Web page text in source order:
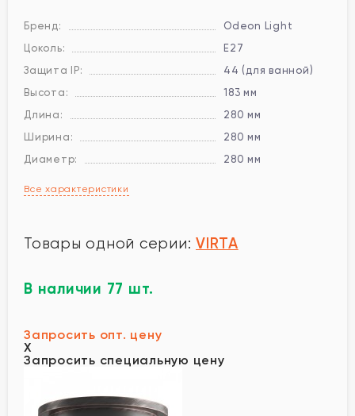
Бренд:
Odeon Light
Цоколь:
E27
Защита IP:
44 (для ванной)
Высота:
183 мм
Длина:
280 мм
Ширина:
280 мм
Диаметр:
280 мм
Все характеристики
Товары одной серии: VIRTA
В наличии 77 шт.
Запросить опт. цену
X
Запросить специальную цену